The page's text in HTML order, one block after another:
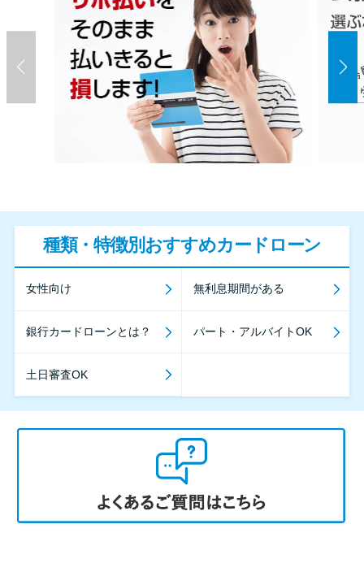
種類・特徴別おすすめカードローン
女性向け 無利息期間がある
銀行カードローンとは？ パート・アルバイトOK
土日審査OK